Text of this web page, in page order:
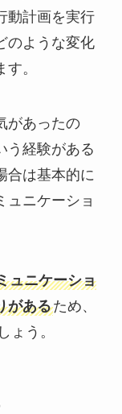
動計画を実行
のような変化
。
があったの
う経験がある
合は基本的に
ュニケーショ
ュニケーショ
があるため、
ょう。